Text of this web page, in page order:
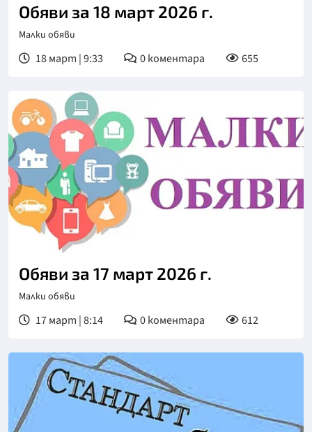
Обяви за 18 март 2026 г.
Малки обяви
18 март | 9:33 0коментара 655
Обяви за 17 март 2026 г.
Малки обяви
17 март | 8:14 0коментара 612